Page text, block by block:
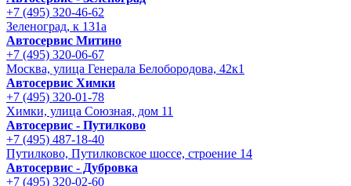
+7 (495) 320-46-62
Зеленоград, к 131а
Автосервис Митино
+7 (495) 320-06-67
Москва, улица Генерала Белобородова, 42к1
Автосервис Химки
+7 (495) 320-01-78
Химки, улица Союзная, дом 11
Автосервис - Путилково
+7 (495) 487-18-40
Путилково, Путилковское шоссе, строение 14
Автосервис - Дубровка
+7 (495) 320-02-60